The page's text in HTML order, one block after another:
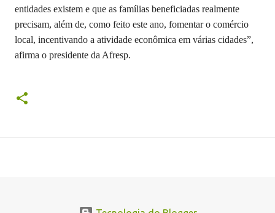
entidades existem e que as famílias beneficiadas realmente
precisam, além de, como feito este ano, fomentar o comércio
local, incentivando a atividade econômica em várias cidades”,
afirma o presidente da Afresp.